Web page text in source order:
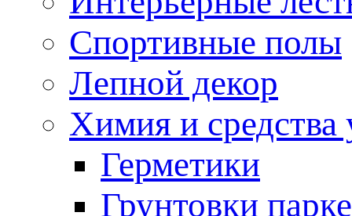
Спортивные полы
Лепной декор
Химия и средства
Герметики
Грунтовки